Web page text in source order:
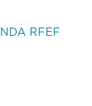
RFEF